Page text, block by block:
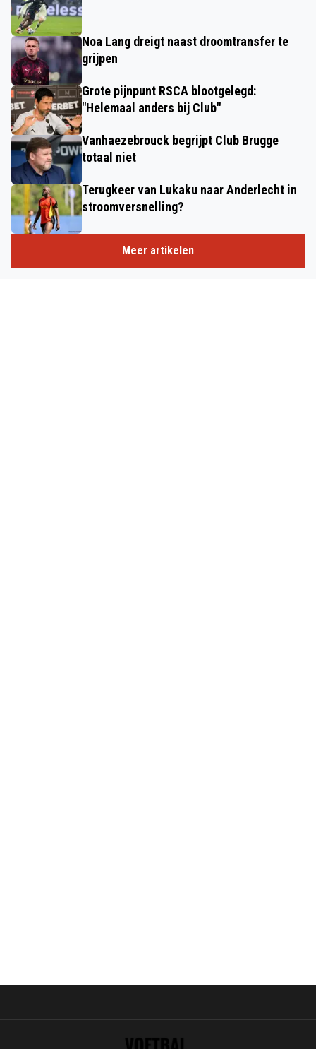
Noa Lang dreigt naast droomtransfer te
grijpen
Grote pijnpunt RSCA blootgelegd:
"Helemaal anders bij Club"
Vanhaezebrouck begrijpt Club Brugge
totaal niet
Terugkeer van Lukaku naar Anderlecht in
stroomversnelling?
Meer artikelen